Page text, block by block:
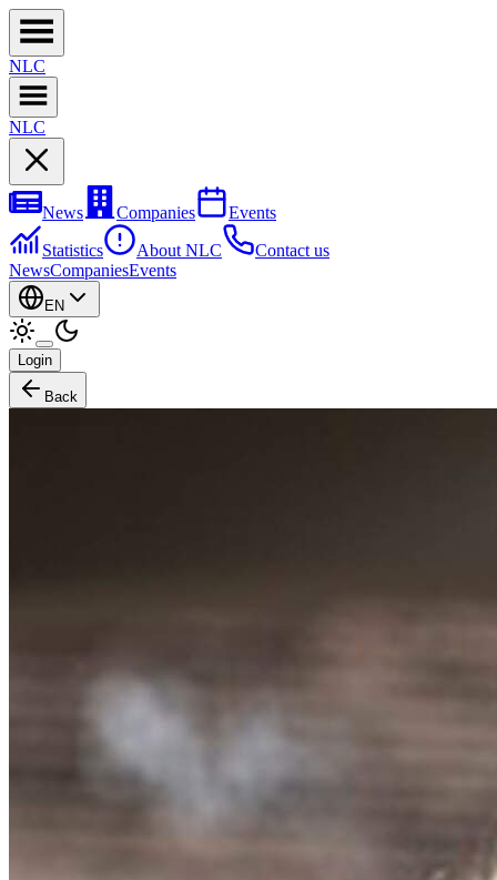
NLC
NLC
News Companies
Events
Statistics
About NLC
Contact us
NewsCompaniesEvents
EN
Login
Back